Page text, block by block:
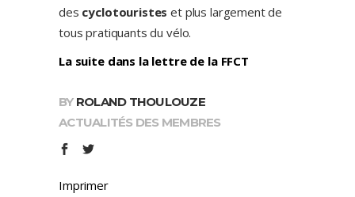
des cyclotouristes et plus largement de
tous pratiquants du vélo.
La suite dans la lettre de la FFCT
BY ROLAND THOULOUZE
ACTUALITÉS DES MEMBRES
Imprimer